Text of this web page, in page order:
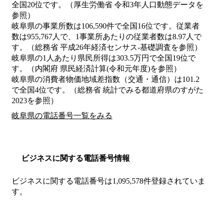
全国20位です。（厚生労働省 令和3年人口動態データを
参照）
岐阜県の事業所数は106,590件で全国16位です。従業者
数は955,767人で、1事業所あたりの従業者数は8.97人で
す。（総務省 平成26年経済センサス‐基礎調査を参照）
岐阜県の1人あたり県民所得は303.5万円で全国19位で
す。（内閣府 県民経済計算(令和元年度)を参照）
岐阜県の消費者物価地域差指数（交通・通信）は101.2
で全国4位です。（総務省 統計でみる都道府県のすがた
2023を参照）
岐阜県の電話番号一覧をみる
ビジネスに関する電話番号情報
ビジネスに関する電話番号は1,095,578件登録されていま
す。